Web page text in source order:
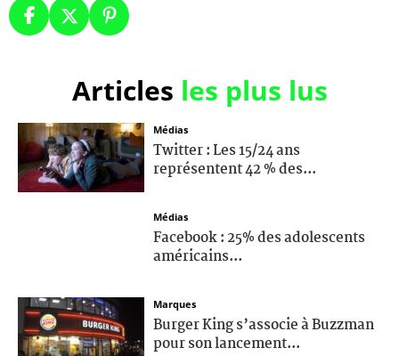
Articles les plus lus
Médias
Twitter : Les 15/24 ans
représentent 42 % des...
Médias
Facebook : 25% des adolescents
américains...
Marques
Burger King s’associe à Buzzman
pour son lancement...